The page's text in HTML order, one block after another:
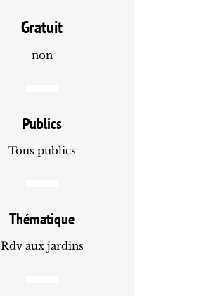
Gratuit
non
Publics
Tous publics
Thématique
Rdv aux jardins